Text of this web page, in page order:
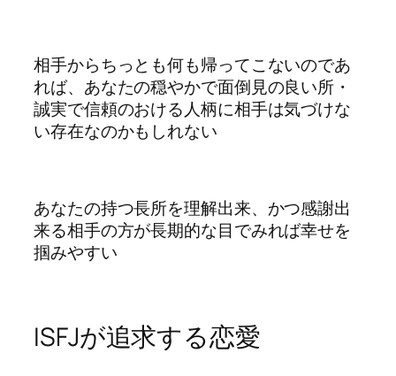
相手からちっとも何も帰ってこないのであ
れば、あなたの穏やかで面倒見の良い所・
誠実で信頼のおける人柄に相手は気づけな
い存在なのかもしれない
あなたの持つ長所を理解出来、かつ感謝出
来る相手の方が長期的な目でみれば幸せを
掴みやすい
ISFJが追求する恋愛